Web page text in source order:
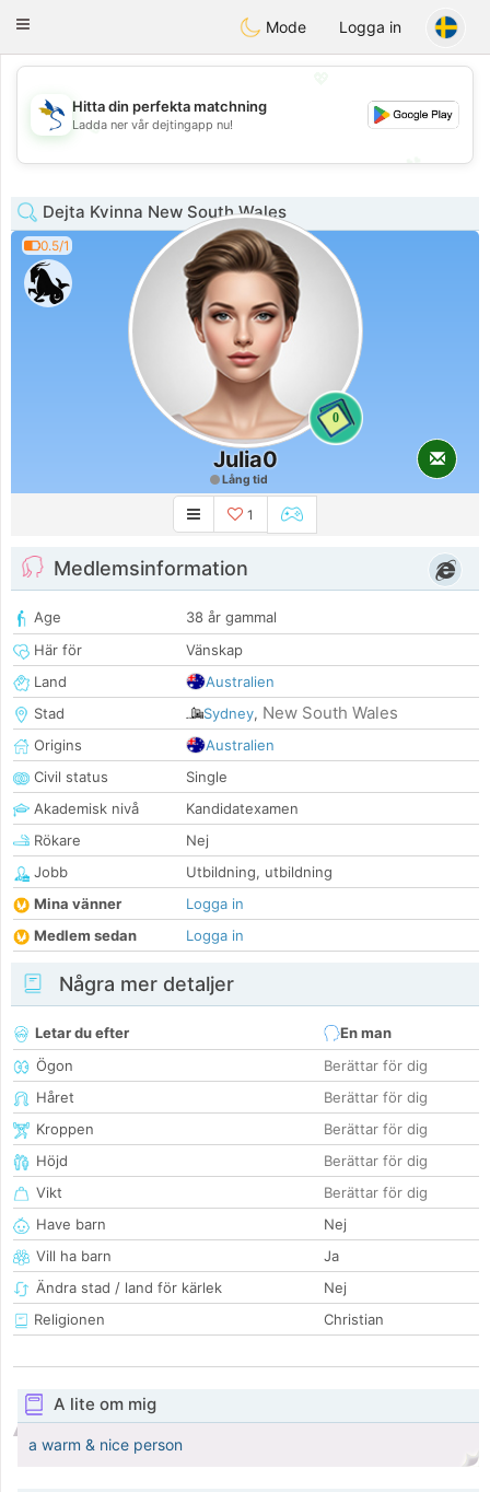
SvenskaDating
Toggle
Mode Logga in
💖
💕
Hitta din perfekta matchning
Ladda ner vår dejtingapp nu!
Dejta Kvinna New South Wales
0.5/1
0
Julia0
Lång tid
1
Medlemsinformation
Age
38 år gammal
Här för
Vänskap
Land
Australien
Stad
Sydney, New South Wales
Origins
Australien
Civil status
Single
Akademisk nivå
Kandidatexamen
Rökare
Nej
Jobb
Utbildning, utbildning
Mina vänner
Logga in
Medlem sedan
Logga in
Några mer detaljer
Letar du efter
En man
Ögon
Berättar för dig
Håret
Berättar för dig
Kroppen
Berättar för dig
Höjd
Berättar för dig
Vikt
Berättar för dig
Have barn
Nej
Vill ha barn
Ja
Ändra stad / land för kärlek
Nej
Religionen
Christian
A lite om mig
a warm & nice person